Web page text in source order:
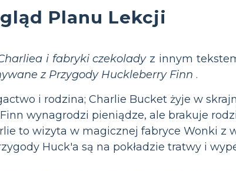
Planu Lekcji
i fabryki czekoladyz innym
z Przygody Huckleberry Finn .
i rodzina; Charlie Bucket żyje w
wynagrodzi pieniądze, ale brakuje
to wizyta w magicznej fabryce Wonki z
Huck'a są na pokładzie tratwy i